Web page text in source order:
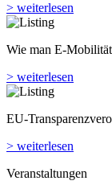
> weiterlesen
Wie man E-
> weiterlesen
EU-
> weiterlesen
Veranstaltungen